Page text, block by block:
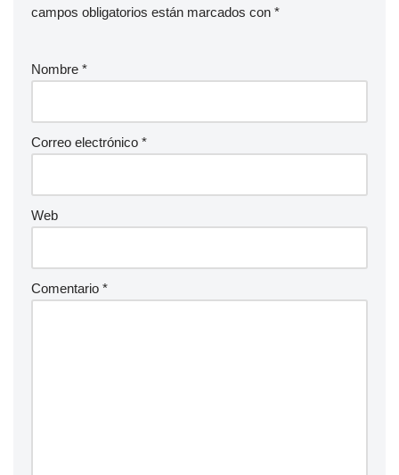
campos obligatorios están marcados con *
Nombre *
Correo electrónico *
Web
Comentario *